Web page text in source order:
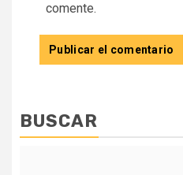
comente.
BUSCAR